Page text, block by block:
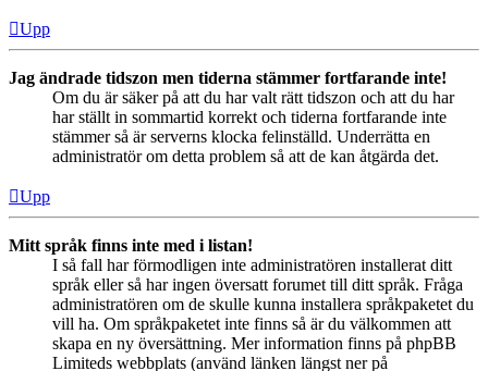
Upp
Jag ändrade tidszon men tiderna stämmer fortfarande inte!
Om du är säker på att du har valt rätt tidszon och att du har
har ställt in sommartid korrekt och tiderna fortfarande inte
stämmer så är serverns klocka felinställd. Underrätta en
administratör om detta problem så att de kan åtgärda det.
Upp
Mitt språk finns inte med i listan!
I så fall har förmodligen inte administratören installerat ditt
språk eller så har ingen översatt forumet till ditt språk. Fråga
administratören om de skulle kunna installera språkpaketet du
vill ha. Om språkpaketet inte finns så är du välkommen att
skapa en ny översättning. Mer information finns på phpBB
Limiteds webbplats (använd länken längst ner på